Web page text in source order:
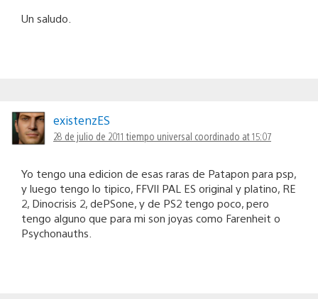
Un saludo.
existenzES
28 de julio de 2011 tiempo universal coordinado at 15:07
Yo tengo una edicion de esas raras de Patapon para psp,
y luego tengo lo tipico, FFVII PAL ES original y platino, RE
2, Dinocrisis 2, dePSone, y de PS2 tengo poco, pero
tengo alguno que para mi son joyas como Farenheit o
Psychonauths.